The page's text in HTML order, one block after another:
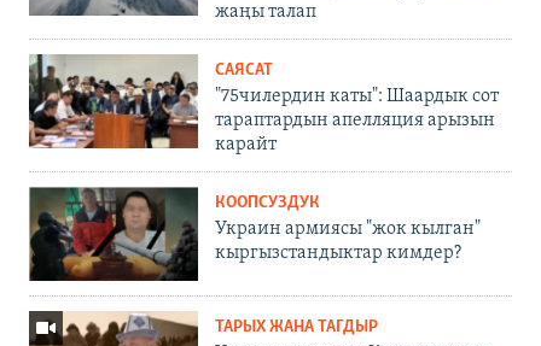
жаңы талап
САЯСАТ
"75чилердин каты": Шаардык сот
тараптардын апелляция арызын
карайт
КООПСУЗДУК
Украин армиясы "жок кылган"
кыргызстандыктар кимдер?
ТАРЫХ ЖАНА ТАГДЫР